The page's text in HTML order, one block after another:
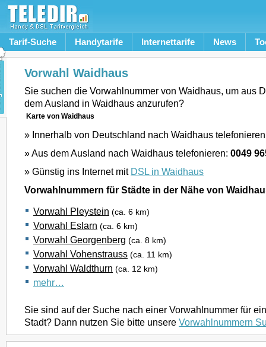
Tarif-Suche Handytarife Internettarife News
Vorwahl Waidhaus
Sie suchen die Vorwahlnummer von Waidhaus, um aus
dem Ausland in Waidhaus anzurufen?
Karte von Waidhaus
» Innerhalb von Deutschland nach Waidhaus
» Aus dem Ausland nach Waidhaus telefonieren: 0049
» Günstig ins Internet mit DSL in Waidhaus
Vorwahlnummern für Städte in der Nähe von
Vorwahl Pleystein (ca. 6 km)
Vorwahl Eslarn (ca. 6 km)
Vorwahl Georgenberg (ca. 8 km)
Vorwahl Vohenstrauss (ca. 11 km)
Vorwahl Waldthurn (ca. 12 km)
mehr…
Sie sind auf der Suche nach einer Vorwahlnummer für
Stadt? Dann nutzen Sie bitte unsere Vorwahlnummern